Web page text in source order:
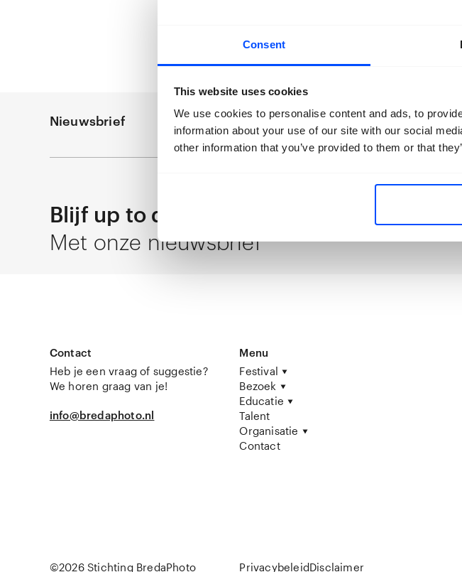
Consent
This website uses cookies
We use cookies to personalise content and ads, to
information about your use of our site with our social
other information that you’ve provided to them or that
drie infopunten (alleen mogelijk op de dag
Nieuwsbrief
Blijf up to date
Met onze nieuwsbrief
Contact
Heb je een vraag of suggestie?
We horen graag van je!
info@bredaphoto.nl
Menu
Festival
Bezoek
Educatie
Talent
Organisatie
Contact
©2026 Stichting BredaPhoto PrivacybeleidDisclaimer